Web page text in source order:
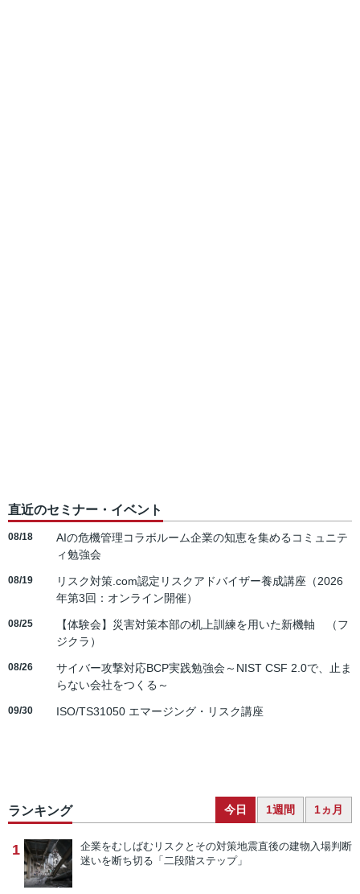
直近のセミナー・イベント
08/18
AIの危機管理コラボルーム企業の知恵を集めるコミュニテ
ィ勉強会
08/19
リスク対策.com認定リスクアドバイザー養成講座（2026
年第3回：オンライン開催）
08/25
【体験会】災害対策本部の机上訓練を用いた新機軸 （フ
ジクラ）
08/26
サイバー攻撃対応BCP実践勉強会～NIST CSF 2.0で、止ま
らない会社をつくる～
09/30 ISO/TS31050 エマージング・リスク講座
ランキング 今日 1週間 1ヵ月
1 企業をむしばむリスクとその対策地震直後の建物入場判断
迷いを断ち切る「二段階ステップ」